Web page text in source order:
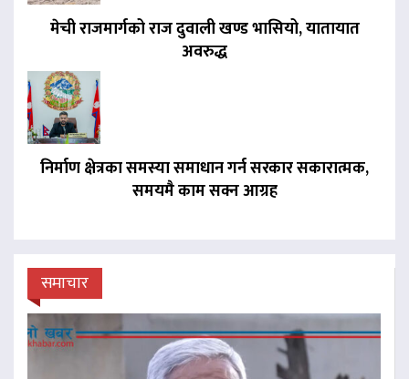
मेची राजमार्गको राज दुवाली खण्ड भासियो, यातायात
अवरुद्ध
निर्माण क्षेत्रका समस्या समाधान गर्न सरकार सकारात्मक,
समयमै काम सक्न आग्रह
समाचार